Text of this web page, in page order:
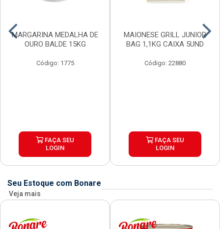
MARGARINA MEDALHA DE
OURO BALDE 15KG
Código: 1775
FAÇA SEU
LOGIN
MAIONESE GRILL JUNIOR
BAG 1,1KG CAIXA 5UND
Código: 22880
FAÇA SEU
LOGIN
Seu Estoque com Bonare
Veja mais